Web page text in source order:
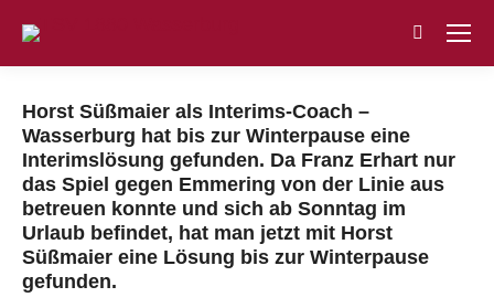
Search:
Horst Süßmaier als Interims-Coach –
Wasserburg hat bis zur Winterpause eine
Interimslösung gefunden. Da Franz Erhart nur
das Spiel gegen Emmering von der Linie aus
betreuen konnte und sich ab Sonntag im
Urlaub befindet, hat man jetzt mit Horst
Süßmaier eine Lösung bis zur Winterpause
gefunden.